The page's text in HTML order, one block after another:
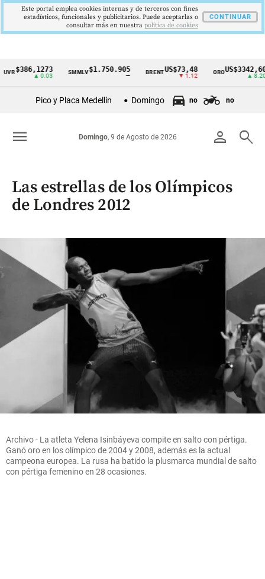
Cintillo
Colombia
▲ 0.03
SMMLV $1.750.905 BRENT US$73,48
▼ 1.12
OROUS$3342,60
▲ 8.20
Pico y Placa Medellín Domingo no no
person search
Domingo, 9 de Agosto de 2026
menu
Las estrellas de los Olímpicos
de Londres 2012
Archivo - La atleta Yelena Isinbáyeva compite en salto con pértiga.
Ganó oro en los olímpico de 2004 y 2008, además es la actual
campeona europea. La rusa ha batido la plusmarca mundial de salto
con pértiga femenino en 28 ocasiones.
Este portal emplea cookies internas y de terceros con fines
estadísticos, funcionales y publicitarios. Puede aceptarlas o
consultar más en nuestra politica de cookies
CONTINUAR